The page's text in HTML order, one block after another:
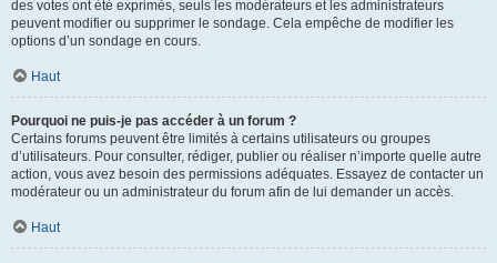
des votes ont été exprimés, seuls les modérateurs et les administrateurs
peuvent modifier ou supprimer le sondage. Cela empêche de modifier les
options d’un sondage en cours.
Haut
Pourquoi ne puis-je pas accéder à un forum ?
Certains forums peuvent être limités à certains utilisateurs ou groupes
d’utilisateurs. Pour consulter, rédiger, publier ou réaliser n’importe quelle autre
action, vous avez besoin des permissions adéquates. Essayez de contacter un
modérateur ou un administrateur du forum afin de lui demander un accès.
Haut